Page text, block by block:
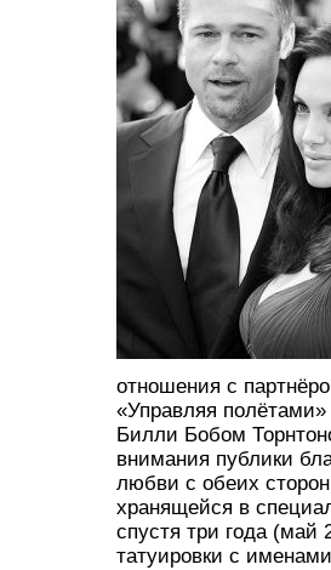
отношения с
«Управляя
Билли Бобом
внимания публики
любви с обеих
хранящейся в
спустя три года (май
татуировки с